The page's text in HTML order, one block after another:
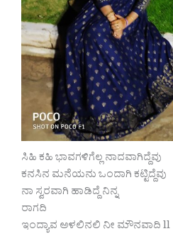
ಸಿಹಿ ಕಹಿ ಭಾವಗಳಿಗೆಲ್ಲ ನಾದವಾಗಿದ್ದೆವು
ಕನಸಿನ ಮನೆಯನು ಒಂದಾಗಿ ಕಟ್ಟಿದ್ದೆವು
ನಾ ಸ್ವರವಾಗಿ ಹಾಡಿದ್ದೆ ನಿನ್ನ
ರಾಗದಿ
ಇಂದ್ಯಾವ ಅಳಲಿನಲಿ ನೀ ಮೌನವಾದಿ ll